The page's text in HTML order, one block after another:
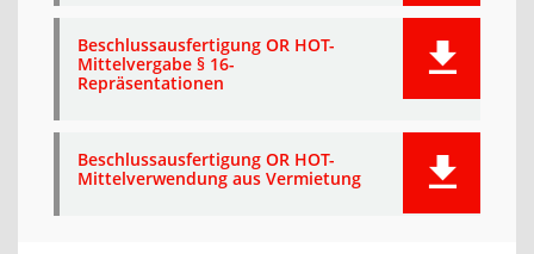
Beschlussausfertigung OR HOT-
Mittelvergabe § 16-
Repräsentationen
Beschlussausfertigung OR HOT-
Mittelverwendung aus Vermietung